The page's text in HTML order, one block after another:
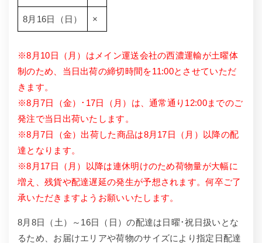
8月16日（日） ×
※8月10日（月）はメイン運送会社の西濃運輸が土曜体
制のため、当日出荷の締切時間を11:00とさせていただ
きます。
※8月7日（金）･17日（月）は、通常通り12:00までのご
発注で当日出荷いたします。
※8月7日（金）出荷した商品は8月17日（月）以降の配
達となります。
※8月17日（月）以降は連休明けのため荷物量が大幅に
増え、残貨や配達遅延の発生が予想されます。何卒ご了
承いただきますようお願いいたします。
8月8日（土）～16日（日）の配達は日曜･祝日扱いとな
るため、お届けエリアや荷物のサイズにより指定日配達